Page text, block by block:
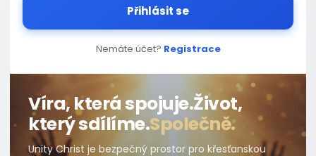
Přihlásit se
Nemáte účet? Registrace
Víra, která spojuje.Život,
který sdílíme.Společně.
Unity Christ je bezpečný prostor pro křesťanskou